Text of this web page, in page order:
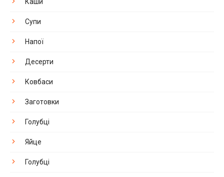
Супи
Напої
Десерти
Ковбаси
Заготовки
Голубці
Яйце
Голубці